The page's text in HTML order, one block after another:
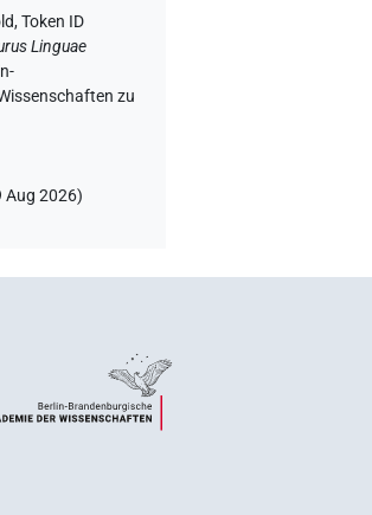
,Token ID
Linguae
zu
Aug 2026)